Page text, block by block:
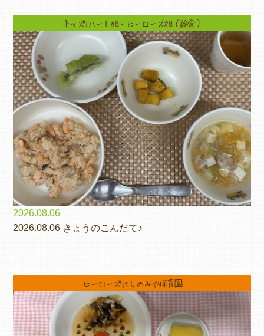
キッズ1ハート旭・ヒーローズ旭（給食）
2026.08.06
2026.08.06 きょうのこんだて♪
ヒーローズにしのみや保育園